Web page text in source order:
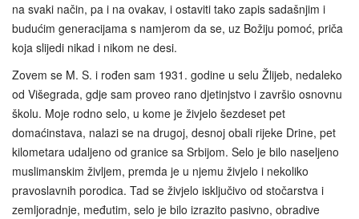
na svaki način, pa i na ovakav, i ostaviti tako zapis sadašnjim i
budućim generacijama s namjerom da se, uz Božiju pomoć, priča
koja slijedi nikad i nikom ne desi.
Zovem se M. S. i rođen sam 1931. godine u selu Žlijeb, nedaleko
od Višegrada, gdje sam proveo rano djetinjstvo i završio osnovnu
školu. Moje rodno selo, u kome je živjelo šezdeset pet
domaćinstava, nalazi se na drugoj, desnoj obali rijeke Drine, pet
kilometara udaljeno od granice sa Srbijom. Selo je bilo naseljeno
muslimanskim življem, premda je u njemu živjelo i nekoliko
pravoslavnih porodica. Tad se živjelo isključivo od stočarstva i
zemljoradnje, međutim, selo je bilo izrazito pasivno, obradive